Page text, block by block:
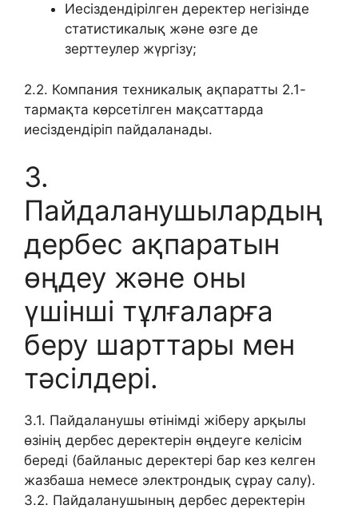
Иесіздендірілген деректер негізінде
статистикалық және өзге де
зерттеулер жүргізу;
2.2. Компания техникалық ақпаратты 2.1-
тармақта көрсетілген мақсаттарда
иесіздендіріп пайдаланады.
3.
Пайдаланушылардың
дербес ақпаратын
өңдеу және оны
үшінші тұлғаларға
беру шарттары мен
тәсілдері.
3.1. Пайдаланушы өтінімді жіберу арқылы
өзінің дербес деректерін өңдеуге келісім
береді (байланыс деректері бар кез келген
жазбаша немесе электрондық сұрау салу).
3.2. Пайдаланушының дербес деректерін